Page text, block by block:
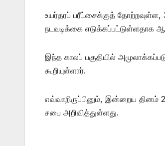
உயர்தரப் பரீட்சைக்குத் தோற்றவுள்ள,
நடவடிக்கை எடுக்கப்பட்டுள்ளதாக
இந்த காலப் பகுதியில்
கூறியுள்ளார்.
எவ்வாறிருப்பினும், இன்றைய
சபை அறிவித்துள்ளது.